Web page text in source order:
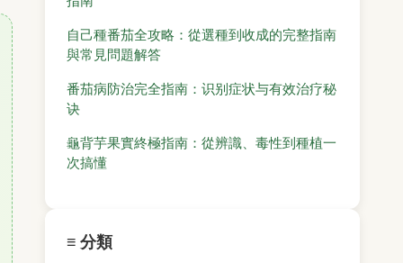
自己種番茄全攻略：從選種到收成的完整指南
與常見問題解答
番茄病防治完全指南：识别症状与有效治疗秘
诀
龜背芋果實終極指南：從辨識、毒性到種植一
次搞懂
≡ 分類